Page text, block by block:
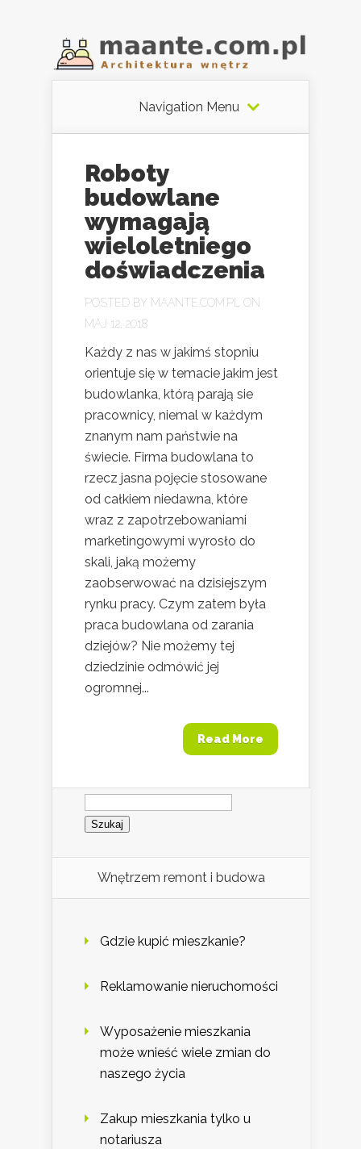
Navigation Menu
Roboty
budowlane
wymagają
wieloletniego
doświadczenia
POSTED BY MAANTE.COM.PL
ON
MAJ 12, 2018
Każdy z nas w jakimś stopniu
orientuje się w temacie jakim jest
budowlanka, którą parają sie
pracownicy, niemal w każdym
znanym nam państwie na
świecie. Firma budowlana to
rzecz jasna pojęcie stosowane
od całkiem niedawna, które
wraz z zapotrzebowaniami
marketingowymi wyrosło do
skali, jaką możemy
zaobserwować na dzisiejszym
rynku pracy. Czym zatem była
praca budowlana od zarania
dziejów? Nie możemy tej
dziedzinie odmówić jej
ogromnej...
Read More
Szukaj:
Wnętrzem remont i budowa
Gdzie kupić mieszkanie?
Reklamowanie nieruchomości
Wyposażenie mieszkania
może wnieść wiele zmian do
naszego życia
Zakup mieszkania tylko u
notariusza